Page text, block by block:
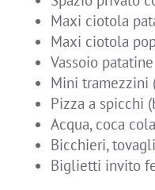
Maxi ciotola
Maxi ciotola
Vassoio
Mini tramezzini
Pizza a spicchi
Acqua, coca
Bicchieri,
Biglietti invito